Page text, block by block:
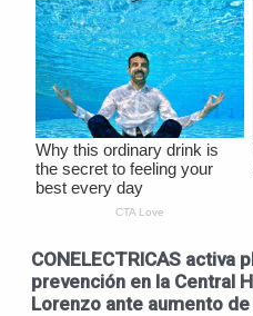
CONELECTRICAS activa
prevención en la Central
Lorenzo ante aumento